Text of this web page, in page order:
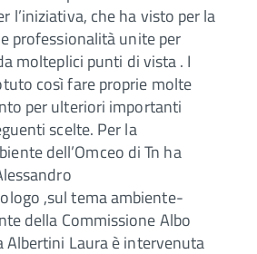
l’iniziativa, che ha visto per la
professionalità unite per
molteplici punti di vista . I
così fare proprie molte
per ulteriori importanti
scelte. Per la
dell’Omceo di Tn ha
,sul tema ambiente-
della Commissione Albo
Albertini Laura è intervenuta